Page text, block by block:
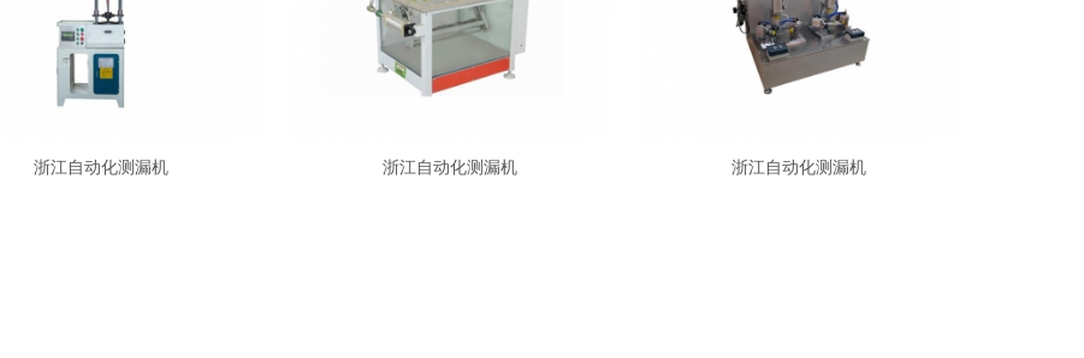
浙江自动化测漏机 浙江自动化测漏机 浙江自动化测漏机